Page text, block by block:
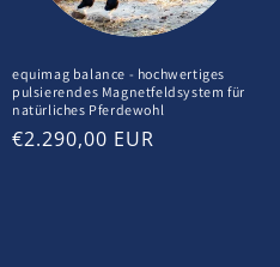
equimag balance - hochwertiges
pulsierendes Magnetfeldsystem für
natürliches Pferdewohl
Normaler
€2.290,00 EUR